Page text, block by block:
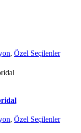
, Özel Seçilenler
, Özel Seçilenler